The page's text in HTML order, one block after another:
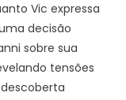
Vic expressa
decisão
sobre sua
tensões